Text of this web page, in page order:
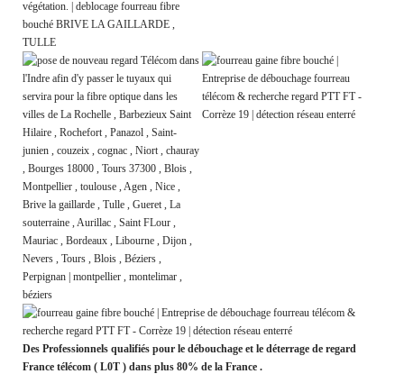
Des Professionnels qualifiés pour le débouchage et le déterrage de regard
France télécom ( L0T ) dans plus 80% de la France .